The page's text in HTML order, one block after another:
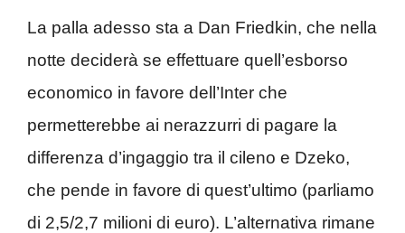
La palla adesso sta a Dan Friedkin, che nella
notte deciderà se effettuare quell’esborso
economico in favore dell’Inter che
permetterebbe ai nerazzurri di pagare la
differenza d’ingaggio tra il cileno e Dzeko,
che pende in favore di quest’ultimo (parliamo
di 2,5/2,7 milioni di euro). L’alternativa rimane